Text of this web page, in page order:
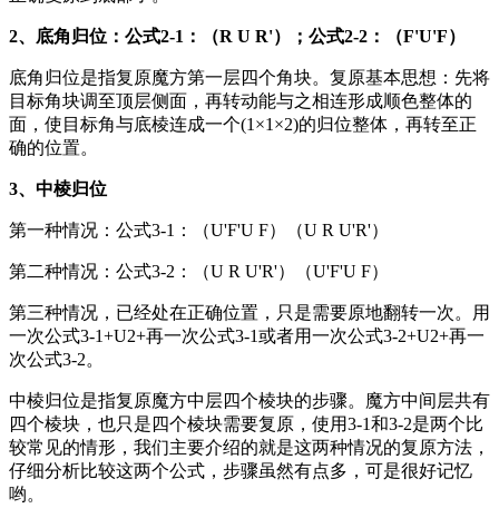
2、底角归位：公式2-1：（R U R'）；公式2-2：（F'U'F）
底角归位是指复原魔方第一层四个角块。复原基本思想：先将
目标角块调至顶层侧面，再转动能与之相连形成顺色整体的
面，使目标角与底棱连成一个(1×1×2)的归位整体，再转至正
确的位置。
3、中棱归位
第一种情况：公式3-1：（U'F'U F）（U R U'R'）
第二种情况：公式3-2：（U R U'R'）（U'F'U F）
第三种情况，已经处在正确位置，只是需要原地翻转一次。用
一次公式3-1+U2+再一次公式3-1或者用一次公式3-2+U2+再一
次公式3-2。
中棱归位是指复原魔方中层四个棱块的步骤。魔方中间层共有
四个棱块，也只是四个棱块需要复原，使用3-1和3-2是两个比
较常见的情形，我们主要介绍的就是这两种情况的复原方法，
仔细分析比较这两个公式，步骤虽然有点多，可是很好记忆
哟。